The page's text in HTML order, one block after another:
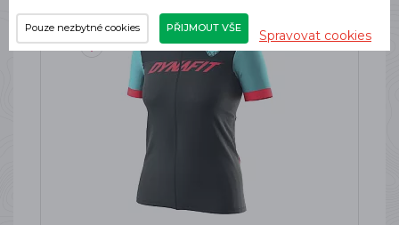
Doprava zdarma
Pouze nezbytné cookies PŘIJMOUT VŠE Spravovat cookies